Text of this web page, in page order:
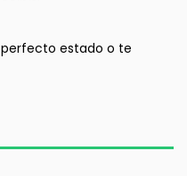
estado o te